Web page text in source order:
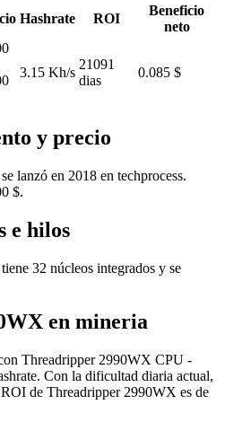
Hashrate ROI
Beneficio
neto
3.15 Kh/s
21091
dias
0.085 $
y precio
lanzó en 2018 en techprocess.
$.
e hilos
32 núcleos integrados y se
en mineria
Threadripper 2990WX CPU -
Con la dificultad diaria actual,
de Threadripper 2990WX es de